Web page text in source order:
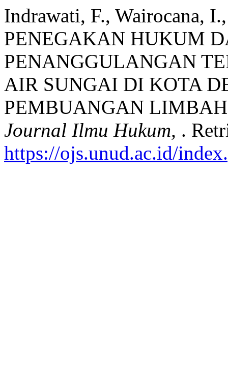
Indrawati, F., Wairocana,
PENEGAKAN HUKUM
PENANGGULANGAN
AIR SUNGAI DI KOTA
PEMBUANGAN
Journal Ilmu Hukum, .
https://ojs.unud.ac.id/